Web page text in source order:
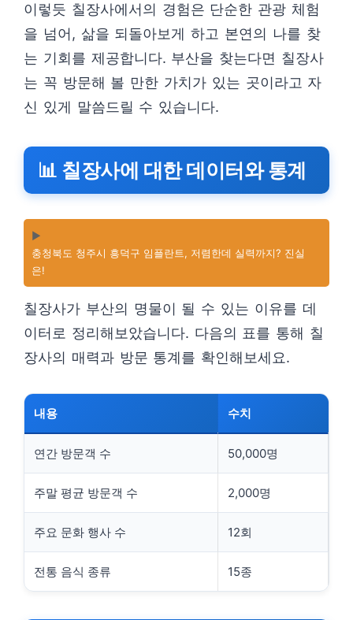
이렇듯 칠장사에서의 경험은 단순한 관광 체험
을 넘어, 삶을 되돌아보게 하고 본연의 나를 찾
는 기회를 제공합니다. 부산을 찾는다면 칠장사
는 꼭 방문해 볼 만한 가치가 있는 곳이라고 자
신 있게 말씀드릴 수 있습니다.
📊 칠장사에 대한 데이터와 통계
▶️
충청북도 청주시 흥덕구 임플란트, 저렴한데 실력까지? 진실
은!
칠장사가 부산의 명물이 될 수 있는 이유를 데
이터로 정리해보았습니다. 다음의 표를 통해 칠
장사의 매력과 방문 통계를 확인해보세요.
내용 수치
연간 방문객 수 50,000명
주말 평균 방문객 수 2,000명
주요 문화 행사 수 12회
전통 음식 종류 15종